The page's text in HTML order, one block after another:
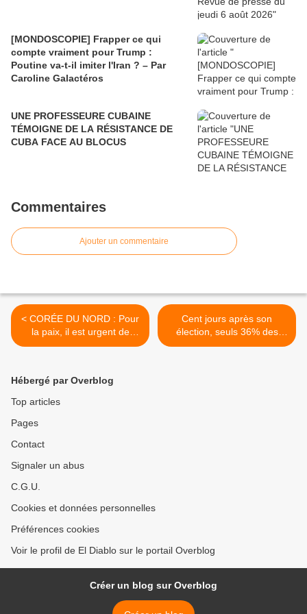
[MONDOSCOPIE] Frapper ce qui
compte vraiment pour Trump :
Poutine va-t-il imiter l'Iran ? – Par
Caroline Galactéros
UNE PROFESSEURE CUBAINE
TÉMOIGNE DE LA RÉSISTANCE DE
CUBA FACE AU BLOCUS
Commentaires
Ajouter un commentaire
< CORÉE DU NORD : Pour
la paix, il est urgent de
mettre fin à l'escalade des
Cent jours après son
élection, seuls 36% des
Français satisfaits de
Hébergé par Overblog
Top articles
Pages
Contact
Signaler un abus
C.G.U.
Cookies et données personnelles
Préférences cookies
Voir le profil de El Diablo sur le portail Overblog
Créer un blog sur Overblog